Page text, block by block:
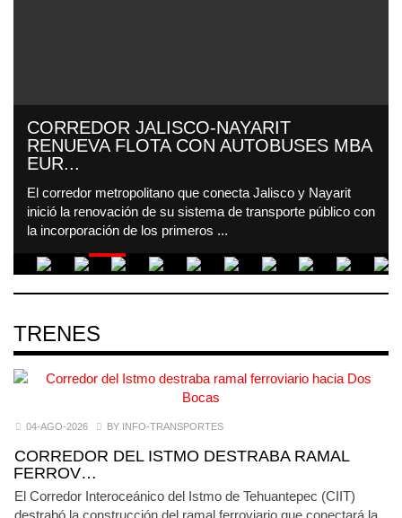
CORREDOR JALISCO-NAYARIT
RENUEVA FLOTA CON AUTOBUSES MBA
EUR...
El corredor metropolitano que conecta Jalisco y Nayarit
inició la renovación de su sistema de transporte público con
la incorporación de los primeros ...
TRENES
04-AGO-2026 BY INFO-TRANSPORTES
CORREDOR DEL ISTMO DESTRABA RAMAL
FERROV…
El Corredor Interoceánico del Istmo de Tehuantepec (CIIT)
destrabó la construcción del ramal ferroviario que conectará la